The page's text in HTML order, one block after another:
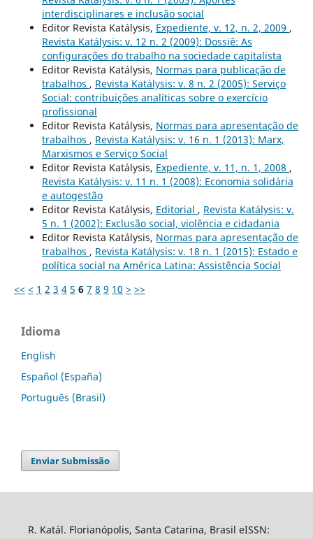
interdisciplinares e inclusão social
Editor Revista Katálysis, Expediente, v. 12, n. 2, 2009 ,
Revista Katálysis: v. 12 n. 2 (2009): Dossiê: As
configurações do trabalho na sociedade capitalista
Editor Revista Katálysis, Normas para publicação de
trabalhos , Revista Katálysis: v. 8 n. 2 (2005): Serviço
Social: contribuições analíticas sobre o exercício
profissional
Editor Revista Katálysis, Normas para apresentação de
trabalhos , Revista Katálysis: v. 16 n. 1 (2013): Marx,
Marxismos e Serviço Social
Editor Revista Katálysis, Expediente, v. 11, n. 1, 2008 ,
Revista Katálysis: v. 11 n. 1 (2008): Economia solidária
e autogestão
Editor Revista Katálysis, Editorial , Revista Katálysis: v.
5 n. 1 (2002): Exclusão social, violência e cidadania
Editor Revista Katálysis, Normas para apresentação de
trabalhos , Revista Katálysis: v. 18 n. 1 (2015): Estado e
política social na América Latina: Assistência Social
<< < 1 2 3 4 5 6 7 8 9 10 > >>
Idioma
English
Español (España)
Português (Brasil)
Enviar Submissão
R. Katál. Florianópolis, Santa Catarina, Brasil eISSN: